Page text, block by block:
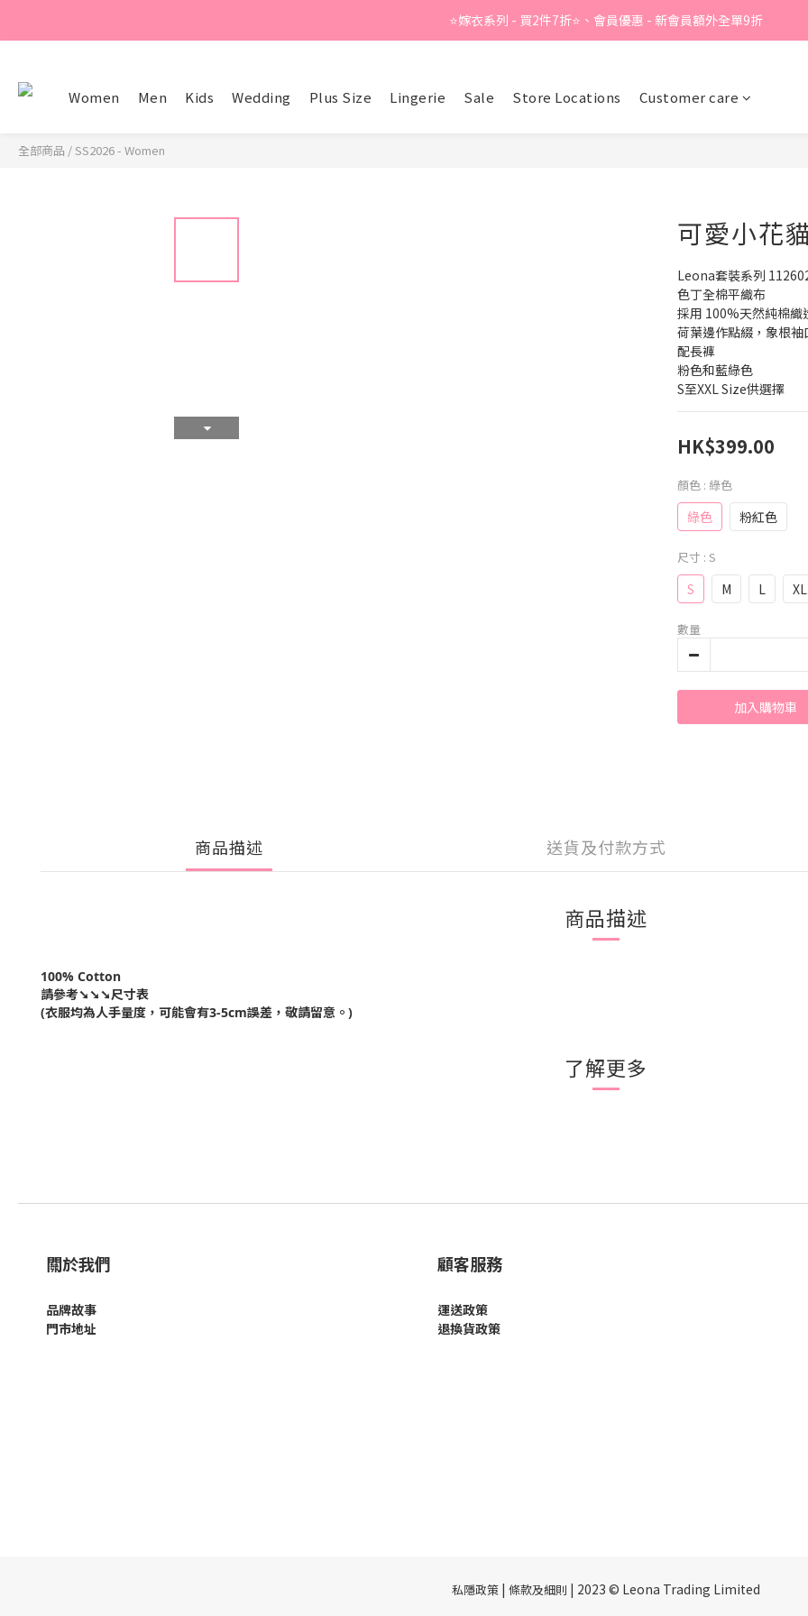
Summer Sale - 精選睡衣買2件折❤️
⭐嫁衣系列 - 買2件7折⭐、會員優惠 - 新會員額外全單9折
Women Men Kids Wedding Plus Size Lingerie Sale Store Locations Customer care
全部商品 /SS2026 - Women
可愛小花
Leona套裝系列
色丁全棉平織布
採用 100%天然純棉織
荷葉邊作點綴，象根
配長褲
粉色和藍綠色
S至XXL Size供選擇
HK$399.00
顏色 : 綠色
綠色 粉紅色
尺寸 : S
S M L XL
數量
加入購物車
商品描述 送貨及付款方式
商品描述
100% Cotton
請參考➘➘➘尺寸表
(衣服均為人手量度，可能會有3-5cm誤差，敬請留意。)
了解更多
關於我們
品牌故事
門市地址
顧客服務
運送政策
退換貨政策
私隱政策 | 條款及細則 | 2023 © Leona Trading Limited